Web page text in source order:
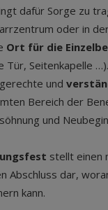
dafür Sorge zu
oder in
Ort für die
Tür, Seitenkapelle …).
und
Bereich der
und
stellt einen
Abschluss dar,
kann.